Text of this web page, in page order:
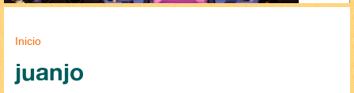
Se encuentra usted aquí
Inicio
juanjo